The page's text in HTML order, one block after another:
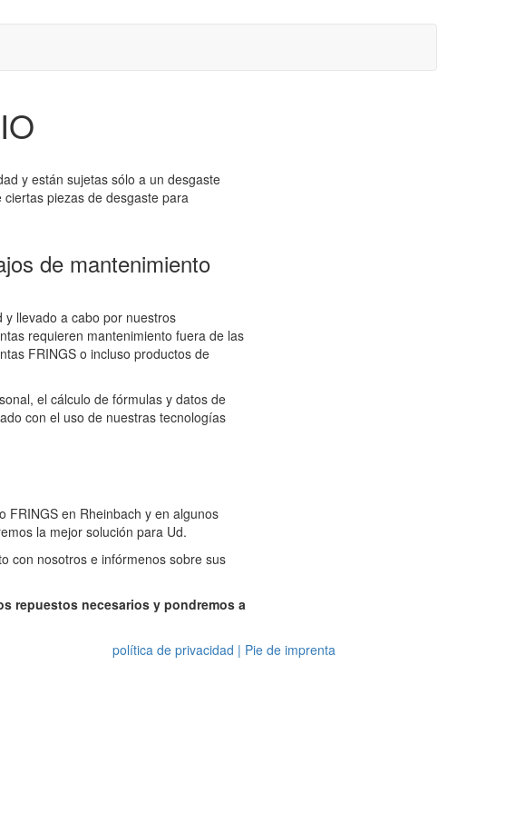
y están sujetas sólo a un desgaste
piezas de desgaste para
de mantenimiento
llevado a cabo por nuestros
requieren mantenimiento fuera de las
FRINGS o incluso productos de
el cálculo de fórmulas y datos de
con el uso de nuestras tecnologías
FRINGS en Rheinbach y en algunos
la mejor solución para Ud.
con nosotros e infórmenos sobre sus
repuestos necesarios y pondremos a
política de privacidad | Pie de imprenta